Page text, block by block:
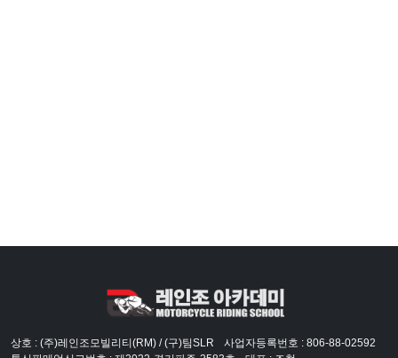
상호 : (주)레인조모빌리티(RM) / (구)팀SLR
사업자등록번호 : 806-88-02592